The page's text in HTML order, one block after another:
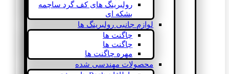
رولبرینگ های کف گرد ساچمه
بشکه ای
لوازم جانبی رولبرینگ ها
چاگنت ها
چاگنت ها
مهره چاگنت ها
محصولات مهندسی شده